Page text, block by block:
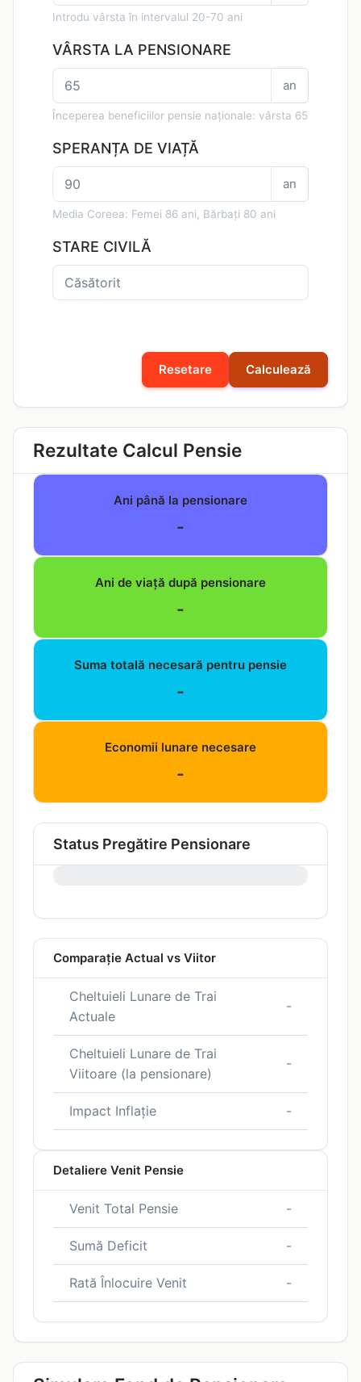
Introdu vârsta în intervalul 20-70 ani
VÂRSTA LA PENSIONARE
an
Începerea beneficiilor pensie naționale: vârsta 65
SPERANȚA DE VIAȚĂ
an
Media Coreea: Femei 86 ani, Bărbați 80 ani
STARE CIVILĂ
Resetare Calculează
Rezultate Calcul Pensie
Ani până la pensionare
-
Ani de viață după pensionare
-
Suma totală necesară pentru pensie
-
Economii lunare necesare
-
Status Pregătire Pensionare
Comparație Actual vs Viitor
Cheltuieli Lunare de Trai
Actuale
-
Cheltuieli Lunare de Trai
Viitoare (la pensionare)
-
Impact Inflație -
Detaliere Venit Pensie
Venit Total Pensie -
Sumă Deficit -
Rată Înlocuire Venit -